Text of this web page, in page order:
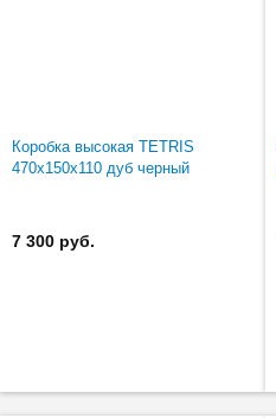
Коробка высокая TETRIS
470х150х110 дуб черный
7 300 руб.